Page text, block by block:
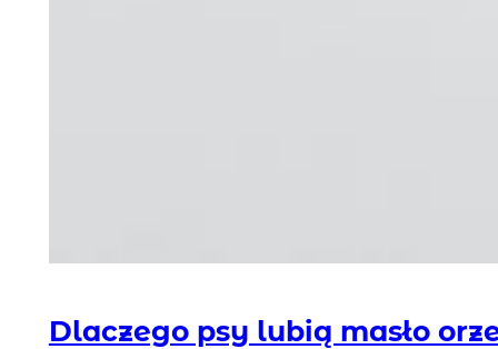
Dlaczego psy lubią masło